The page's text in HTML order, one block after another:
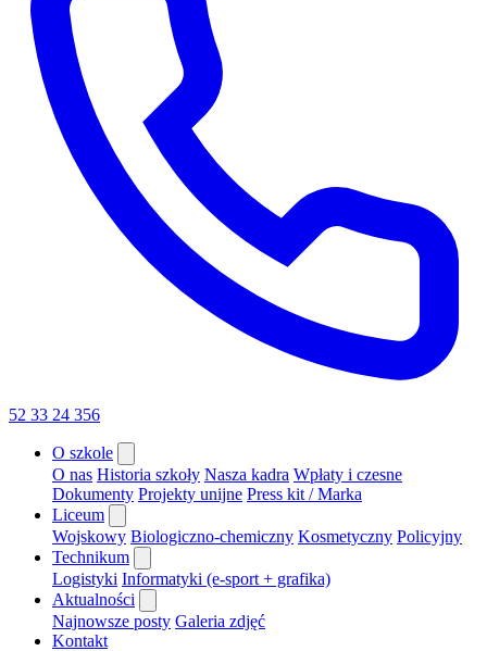
52 33 24 356
O szkole
O nas Historia szkoły Nasza kadra Wpłaty i czesne
Dokumenty Projekty unijne Press kit / Marka
Liceum
Wojskowy Biologiczno-chemiczny Kosmetyczny Policyjny
Technikum
Logistyki Informatyki (e-sport + grafika)
Aktualności
Najnowsze posty Galeria zdjęć
Kontakt